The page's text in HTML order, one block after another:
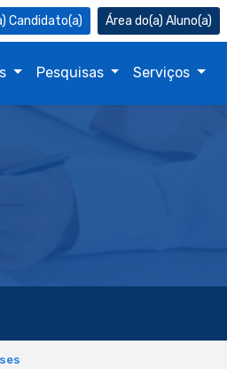
Candidato(a) Aluno(a)
Pesquisas Serviços